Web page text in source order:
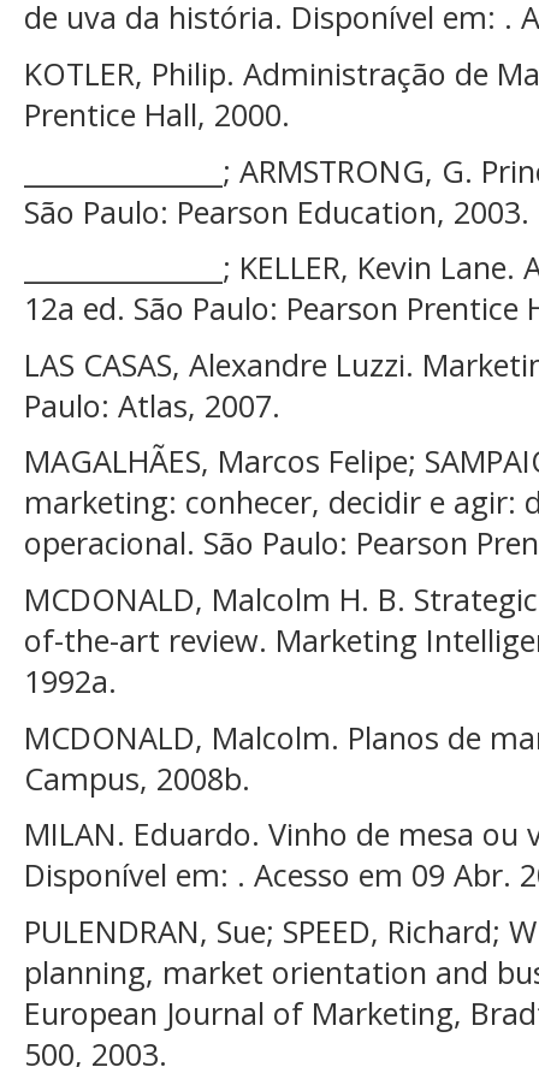
de uva da história. Disponível em: .
KOTLER, Philip. Administração de
Prentice Hall, 2000.
_______________; ARMSTRONG, G.
São Paulo: Pearson Education, 2003.
_______________; KELLER, Kevin
12a ed. São Paulo: Pearson Prentice
LAS CASAS, Alexandre Luzzi.
Paulo: Atlas, 2007.
MAGALHÃES, Marcos Felipe;
marketing: conhecer, decidir e agir:
operacional. São Paulo: Pearson
MCDONALD, Malcolm H. B.
of-the-art review. Marketing
1992a.
MCDONALD, Malcolm. Planos de
Campus, 2008b.
MILAN. Eduardo. Vinho de mesa ou
Disponível em: . Acesso em 09 Abr.
PULENDRAN, Sue; SPEED, Richard;
planning, market orientation and
European Journal of Marketing,
500, 2003.